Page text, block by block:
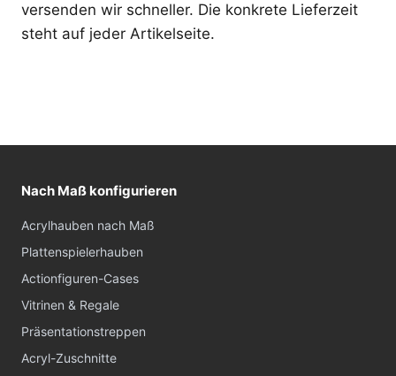
versenden wir schneller. Die konkrete Lieferzeit
steht auf jeder Artikelseite.
Nach Maß konfigurieren
Acrylhauben nach Maß
Plattenspielerhauben
Actionfiguren-Cases
Vitrinen & Regale
Präsentationstreppen
Acryl-Zuschnitte